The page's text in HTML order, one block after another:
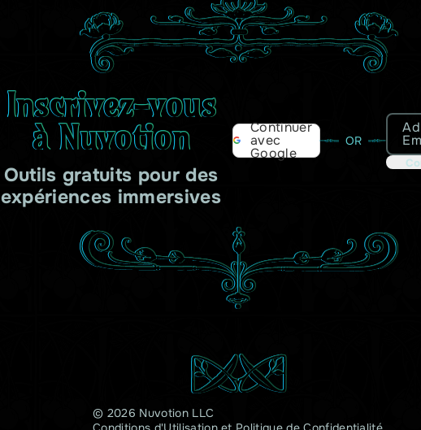
Inscrivez-vous
à Nuvotion
Outils gratuits pour des
expériences immersives
Continuer
avec
Google
OR
© 2026 Nuvotion LLC